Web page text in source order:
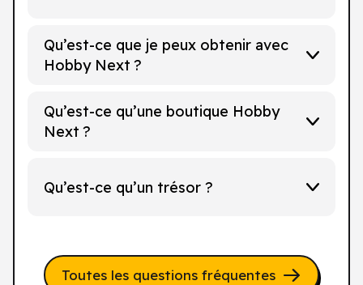
Qu’est-ce que je peux obtenir avec
Hobby Next ?
Qu’est-ce qu’une boutique Hobby
Next ?
Qu’est-ce qu’un trésor ?
Toutes les questions fréquentes